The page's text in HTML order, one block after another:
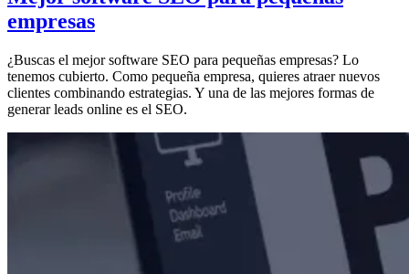
empresas
¿Buscas el mejor software SEO para pequeñas empresas? Lo
tenemos cubierto. Como pequeña empresa, quieres atraer nuevos
clientes combinando estrategias. Y una de las mejores formas de
generar leads online es el SEO.